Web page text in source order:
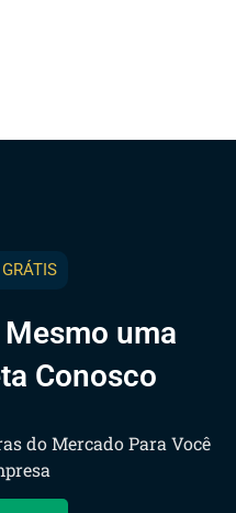
uma
Conosco
do Mercado Para Você